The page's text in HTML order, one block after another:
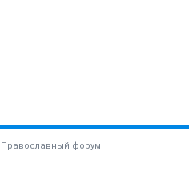
Православный форум